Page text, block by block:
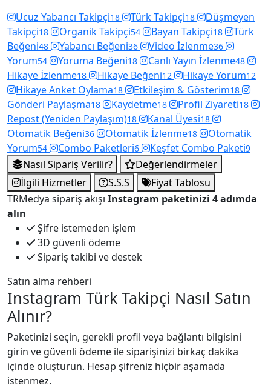
Ucuz Yabancı Takipçi18 Türk Takipçi18
Düşmeyen
Takipçi18 Organik Takipçi54 Bayan Takipçi18
Türk
Beğeni48 Yabancı Beğeni36 Video İzlenme36
Yorum54 Yoruma Beğeni18 Canlı Yayın İzlenme48
Hikaye İzlenme18 Hikaye Beğeni12 Hikaye Yorum12
Hikaye Anket Oylama18 Etkileşim & Gösterim18
Gönderi Paylaşma18 Kaydetme18 Profil Ziyareti18
Repost (Yeniden Paylaşım)18 Kanal Üyesi18
Otomatik Beğeni36 Otomatik İzlenme18
Otomatik
Yorum54 Combo Paketleri6 Keşfet Combo Paketi9
Nasıl Sipariş Verilir?
Değerlendirmeler
İlgili Hizmetler
S.S.S
Fiyat Tablosu
TRMedya sipariş akışı Instagram paketinizi 4 adımda
alın
Şifre istemeden işlem
3D güvenli ödeme
Sipariş takibi ve destek
Satın alma rehberi
Instagram Türk Takipçi Nasıl Satın
Alınır?
Paketinizi seçin, gerekli profil veya bağlantı bilgisini
girin ve güvenli ödeme ile siparişinizi birkaç dakika
içinde oluşturun. Hesap şifreniz hiçbir aşamada
istenmez.